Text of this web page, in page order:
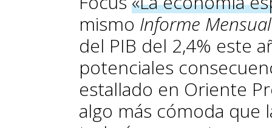
mismo Informe Mensual
del PIB del 2,4% este
potenciales
estallado en Oriente
algo más cómoda que